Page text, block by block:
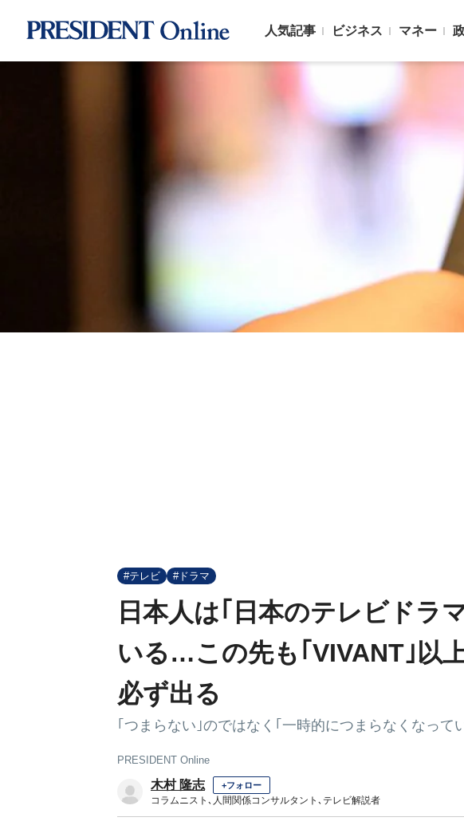
人気記事 ビジネス マネー
#テレビ #ドラマ
日本人は｢日本のテレビドラ
いる…この先も｢VIVANT｣以
必ず出る
｢つまらない｣のではなく｢一時的につまらなくなって
PRESIDENT Online
木村 隆志 +フォロー
コラムニスト､人間関係コンサルタント､テレビ解説者